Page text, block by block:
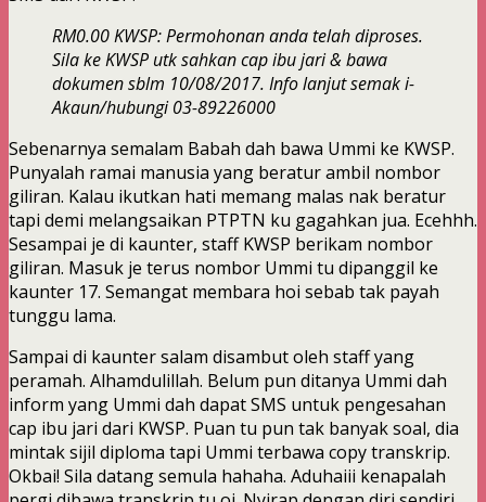
RM0.00 KWSP: Permohonan anda telah diproses.
Sila ke KWSP utk sahkan cap ibu jari & bawa
dokumen sblm 10/08/2017. Info lanjut semak i-
Akaun/hubungi 03-89226000
Sebenarnya semalam Babah dah bawa Ummi ke KWSP.
Punyalah ramai manusia yang beratur ambil nombor
giliran. Kalau ikutkan hati memang malas nak beratur
tapi demi melangsaikan PTPTN ku gagahkan jua. Ecehhh.
Sesampai je di kaunter, staff KWSP berikam nombor
giliran. Masuk je terus nombor Ummi tu dipanggil ke
kaunter 17. Semangat membara hoi sebab tak payah
tunggu lama.
Sampai di kaunter salam disambut oleh staff yang
peramah. Alhamdulillah. Belum pun ditanya Ummi dah
inform yang Ummi dah dapat SMS untuk pengesahan
cap ibu jari dari KWSP. Puan tu pun tak banyak soal, dia
mintak sijil diploma tapi Ummi terbawa copy transkrip.
Okbai! Sila datang semula hahaha. Aduhaiii kenapalah